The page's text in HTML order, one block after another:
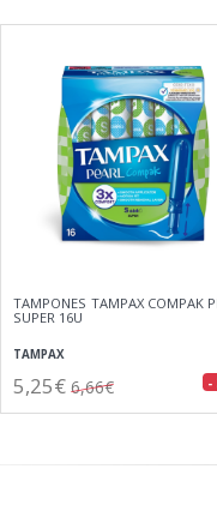
TAMPONES TAMPAX COMPAK
SUPER 16U
TAMPAX
5,25€ 6,66€ -